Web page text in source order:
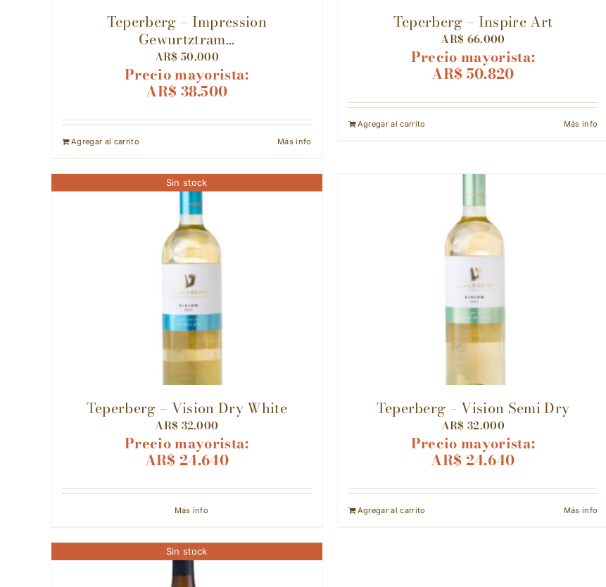
Teperberg – Impression
Gewurtztram...
AR$ 50.000
Precio mayorista:
AR$ 38.500
Agregar al carrito Más info
Teperberg – Inspire Art
AR$ 66.000
Precio mayorista:
AR$ 50.820
Agregar al carrito Más info
Sin stock
Teperberg – Vision Dry White
AR$ 32.000
Precio mayorista:
AR$ 24.640
Más info
Teperberg – Vision Semi Dry
AR$ 32.000
Precio mayorista:
AR$ 24.640
Agregar al carrito Más info
Sin stock